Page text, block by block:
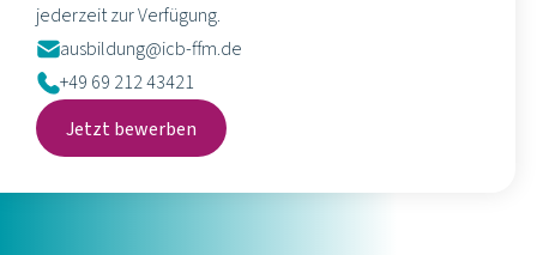
jederzeit zur Verfügung.
ausbildung@icb-ffm.de
+49 69 212 43421
Jetzt bewerben